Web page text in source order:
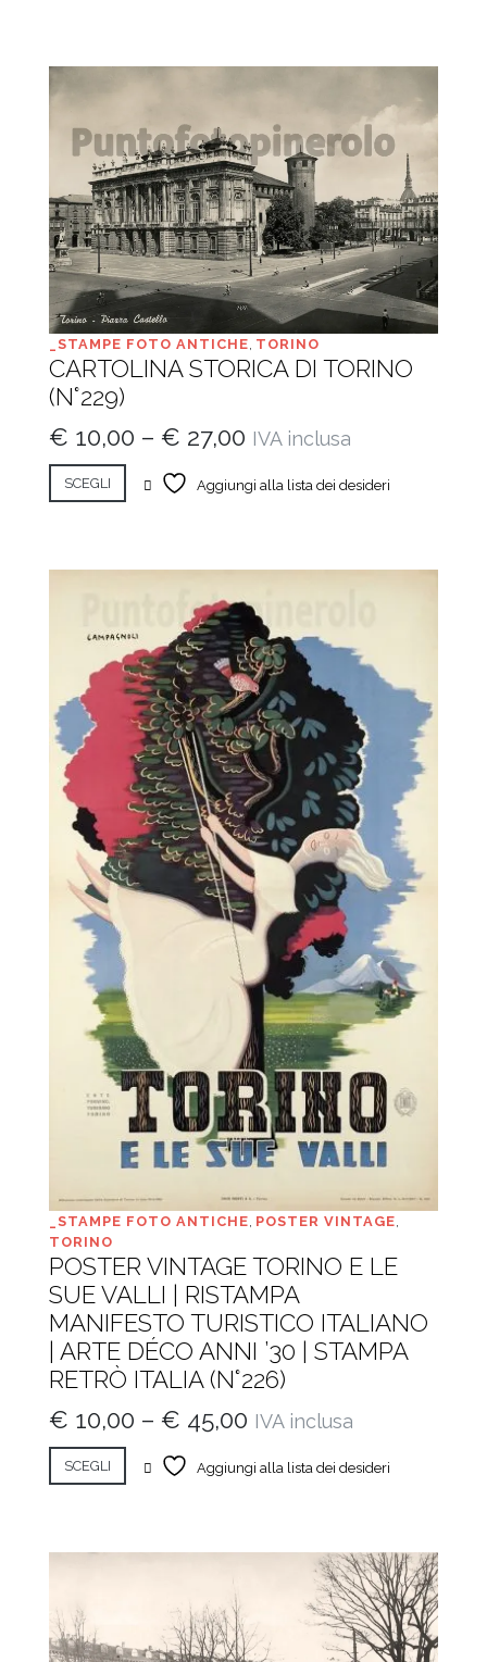
_STAMPE FOTO ANTICHE, TORINO
CARTOLINA STORICA DI TORINO
(N°229)
€ 10,00 – € 27,00 IVA inclusa
SCEGLI Aggiungi alla lista dei desideri
_STAMPE FOTO ANTICHE, POSTER VINTAGE,
TORINO
POSTER VINTAGE TORINO E LE
SUE VALLI | RISTAMPA
MANIFESTO TURISTICO ITALIANO
| ARTE DÉCO ANNI ’30 | STAMPA
RETRÒ ITALIA (N°226)
€ 10,00 – € 45,00 IVA inclusa
SCEGLI Aggiungi alla lista dei desideri